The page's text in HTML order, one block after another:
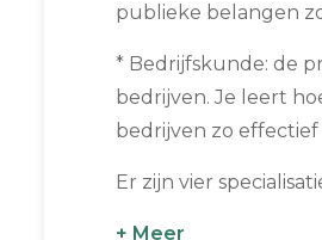
publieke belangen
* Bedrijfskunde: de
bedrijven. Je leert
bedrijven zo
Er zijn vier
+ Meer